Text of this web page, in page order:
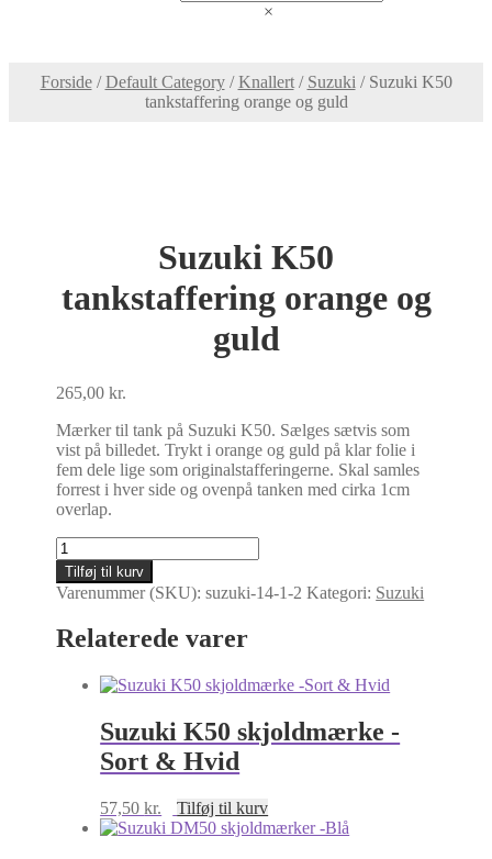
×
Forside/Default Category/Knallert/ Suzuki / Suzuki K50
tankstaffering orange og guld
Suzuki K50
tankstaffering orange og
guld
265,00kr.
Mærker til tank på Suzuki K50. Sælges sætvis som
vist på billedet. Trykt i orange og guld på klar folie i
fem dele lige som originalstafferingerne. Skal samles
forrest i hver side og ovenpå tanken med cirka 1cm
overlap.
Suzuki
K50
tankstaffering
orange
guld
Tilføj til kurv
Varenummer (SKU):suzuki-14-1-2 Kategori: Suzuki
Relaterede varer
Suzuki K50 skjoldmærke -
Sort & Hvid
57,50kr. Tilføj til kurv